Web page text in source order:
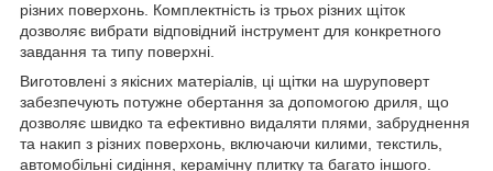
різних поверхонь. Комплектність із трьох різних щіток
дозволяє вибрати відповідний інструмент для конкретного
завдання та типу поверхні.
Виготовлені з якісних матеріалів, ці щітки на шуруповерт
забезпечують потужне обертання за допомогою дриля, що
дозволяє швидко та ефективно видаляти плями, забруднення
та накип з різних поверхонь, включаючи килими, текстиль,
автомобільні сидіння, керамічну плитку та багато іншого.